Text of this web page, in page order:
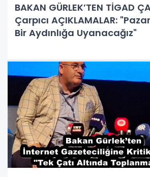
BAKAN GÜRLEK’TEN TİGAD
Çarpıcı AÇIKLAMALAR:
Bir Aydınlığa Uyanacağız"